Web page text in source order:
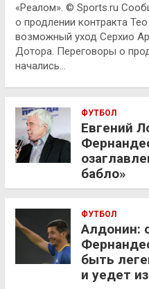
«Реалом». © Sports.ru
о продлении контракта
возможный уход Серхио
Дотора. Переговоры о
начались…
ФУТБОЛ
Евгений
бабло»
ФУТБОЛ
Алдонин:
быть
и уедет